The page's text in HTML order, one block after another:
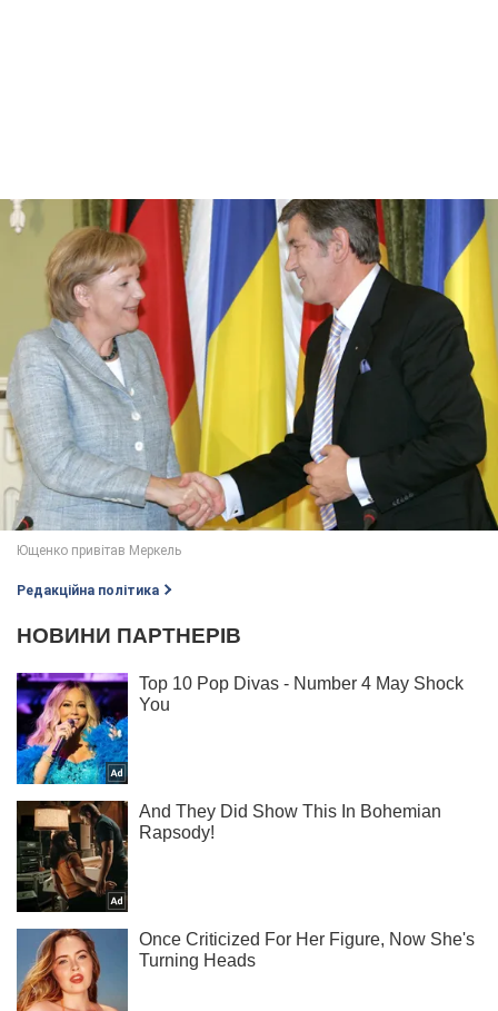
Редакційна політика